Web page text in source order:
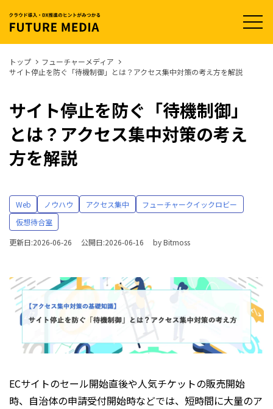
t
o
g
トップ
フューチャーメディア
サイト停止を防ぐ「待機制御」とは？アクセス集中対策の考え方を解説
サイト停止を防ぐ「待機制御」
とは？アクセス集中対策の考え
方を解説
Web ノウハウ アクセス集中
フューチャークイックロビー
仮想待合室
更新日:2026-06-26
公開日:2026-06-16 byBitmoss
ECサイトのセール開始直後や人気チケットの販売開始
時、自治体の申請受付開始時などでは、短時間に大量のア